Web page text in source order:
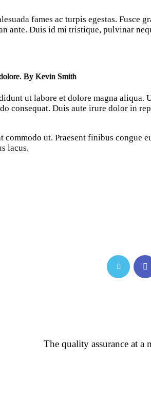
fames ac turpis egestas. Fusce
ante. Duis id mi tristique, pulvinar
By Kevin Smith
ut labore et dolore magna aliqua.
consequat. Duis aute irure dolor in
ut. Praesent finibus congue
lacus.
The quality assurance at a